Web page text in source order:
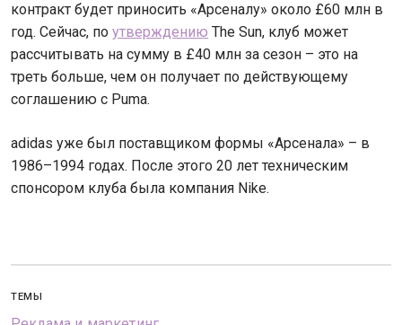
контракт будет приносить «Арсеналу» около £60 млн в
год. Сейчас, по утверждению The Sun, клуб может
рассчитывать на сумму в £40 млн за сезон – это на
треть больше, чем он получает по действующему
соглашению с Puma.
adidas уже был поставщиком формы «Арсенала» – в
1986–1994 годах. После этого 20 лет техническим
спонсором клуба была компания Nike.
ТЕМЫ